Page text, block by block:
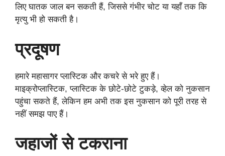
लिए घातक जाल बन सकती हैं, जिससे गंभीर चोट या यहाँ तक कि
मृत्यु भी हो सकती है।
प्रदूषण
हमारे महासागर प्लास्टिक और कचरे से भरे हुए हैं।
माइक्रोप्लास्टिक, प्लास्टिक के छोटे-छोटे टुकड़े, व्हेल को नुकसान
पहुंचा सकते हैं, लेकिन हम अभी तक इस नुकसान को पूरी तरह से
नहीं समझ पाए हैं।
जहाजों से टकराना